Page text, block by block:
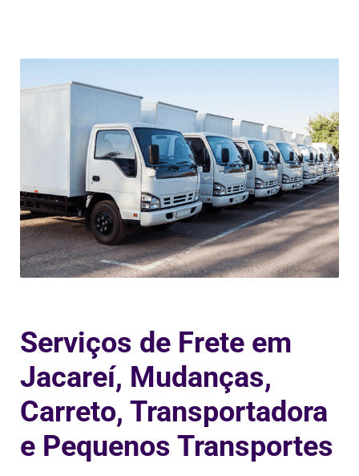
Serviços de Frete em
Jacareí, Mudanças,
Carreto, Transportadora
e Pequenos Transportes